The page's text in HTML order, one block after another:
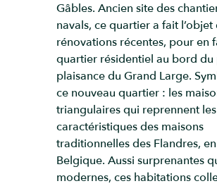
Gâbles. Ancien site des
navals, ce quartier a fait l’objet
rénovations récentes, pour en
quartier résidentiel au bord
plaisance du Grand Large.
ce nouveau quartier : les
triangulaires qui reprennent les
caractéristiques des maisons
traditionnelles des Flandres, en
Belgique. Aussi surprenantes
modernes, ces habitations